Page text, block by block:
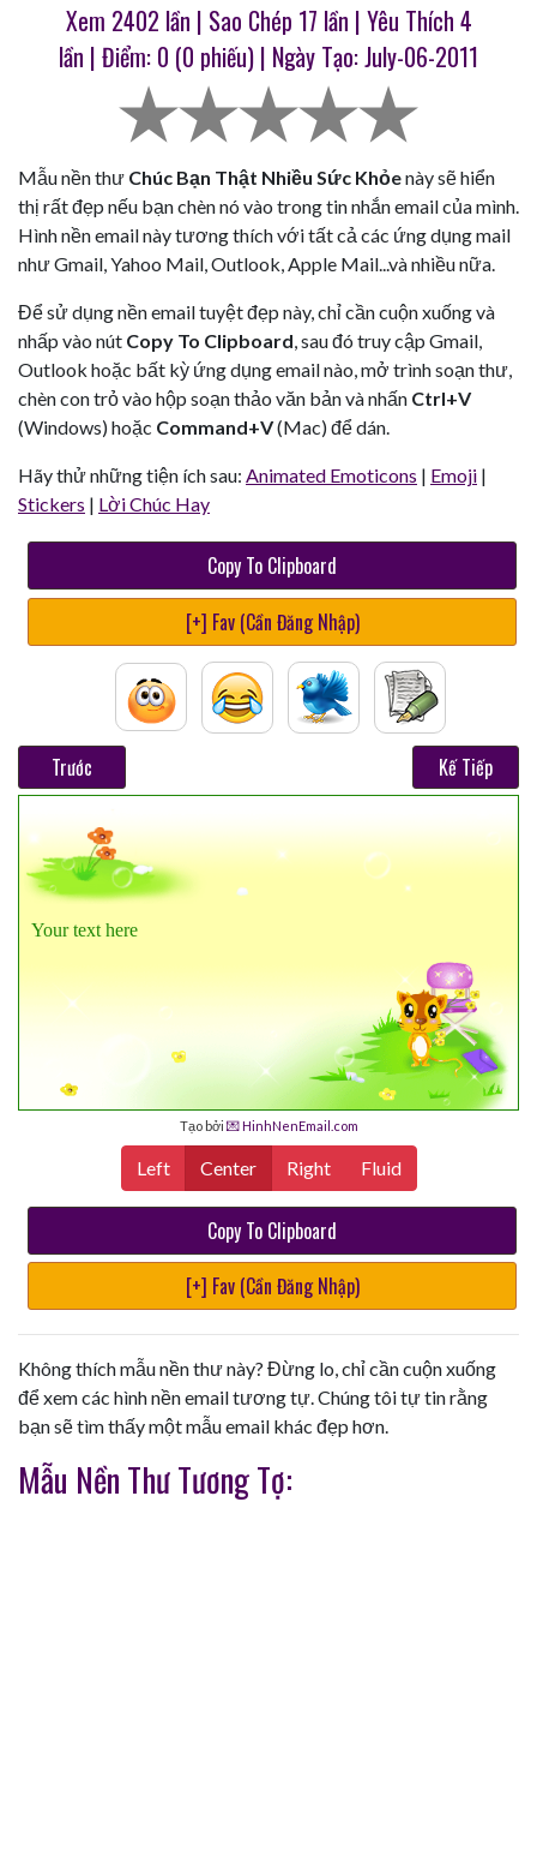
Xem 2402 lần | Sao Chép 17 lần | Yêu Thích 4
lần | Điểm: 0 (0 phiếu) | Ngày Tạo: July-06-2011
Mẫu nền thư Chúc Bạn Thật Nhiều Sức Khỏenày sẽ hiển
thị rất đẹp nếu bạn chèn nó vào trong tin nhắn email của mình.
Hình nền email này tương thích với tất cả các ứng dụng mail
như Gmail, Yahoo Mail, Outlook, Apple Mail...và nhiều nữa.
Để sử dụng nền email tuyệt đẹp này, chỉ cần cuộn xuống và
nhấp vào nút Copy To Clipboard, sau đó truy cập Gmail,
Outlook hoặc bất kỳ ứng dụng email nào, mở trình soạn thư,
chèn con trỏ vào hộp soạn thảo văn bản và nhấn Ctrl+V
(Windows) hoặc Command+V(Mac) để dán.
Hãy thử những tiện ích sau: Animated Emoticons | Emoji |
Stickers | Lời Chúc Hay
Copy To Clipboard
[+] Fav (Cần Đăng Nhập)
Trước Kế Tiếp
Your text here
Tạo bởi 💌 HinhNenEmail.com
Left Center Right Fluid
Copy To Clipboard
[+] Fav (Cần Đăng Nhập)
Không thích mẫu nền thư này? Đừng lo, chỉ cần cuộn xuống
để xem các hình nền email tương tự. Chúng tôi tự tin rằng
bạn sẽ tìm thấy một mẫu email khác đẹp hơn.
Mẫu Nền Thư Tương Tợ: